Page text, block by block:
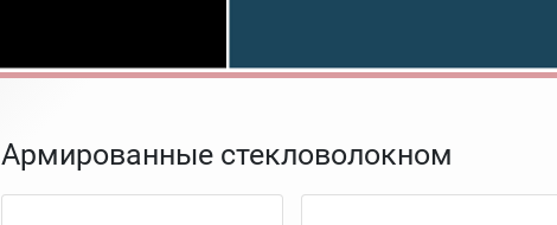
Армированные стекловолокном